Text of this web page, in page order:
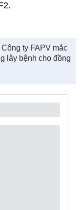
ty FAPV mắc
lây bệnh cho đồng